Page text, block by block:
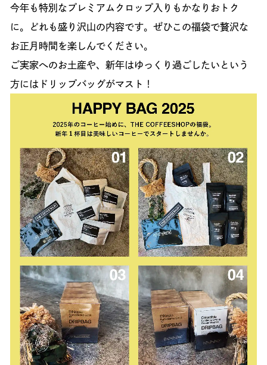
今年も特別なプレミアムクロップ入りもかなりおトク
に。どれも盛り沢山の内容です。ぜひこの福袋で贅沢な
お正月時間を楽しんでください。
ご実家へのお土産や、新年はゆっくり過ごしたいという
方にはドリップバッグがマスト！